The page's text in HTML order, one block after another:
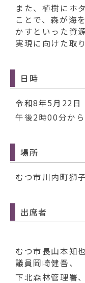
また、植樹にホ
ことで、森が海
かすといった資
実現に向けた取
日時
令和8年5月22日
午後2時00分か
場所
むつ市川内町獅
出席者
むつ市長山本知
議員岡崎健吾、
下北森林管理署